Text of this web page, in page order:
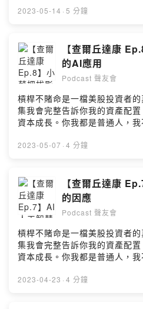
#樂觀自信 #幽默風趣 #打發時間 #打
Powered by Firstory Hosting
https://fstry.pse.is/86tdah——
《查爾丘達康》在YouTube頻
《小蔡把拔》退休生活的
蔡把拔》YouTube頻道：
https://www.youtube.com/
友會‧訂閱分享不能退⭕邀您加
LINE@，ID：@314lksdj⭕專
結：https://lin.ee/dFfwjNU⭕
https://open.firstory.me/user/
2z05⭕留言告訴我你對這一集的
2023-05-14 · 5 分鐘
【查爾丘達康
的AI應用
Podcast 聲友會
槓桿不賭命是一檔美股投資者
集我會完整告訴你我的資產配
資本成長。你我都是普通人，
https://fstry.pse.is/86tdah——
頻道您在哪些方面使用到AI人
也喜歡這話題，歡迎留言，我
蔡把拔》YouTube頻道：
https://www.youtube.com/
友會‧訂閱分享不能退⭕邀您加
LINE@，ID：@314lksdj⭕專
結：https://lin.ee/dFfwjNU⭕
https://open.firstory.me/user/
2z05⭕留言告訴我你對這一集的
2023-05-07 · 4 分鐘
【查爾丘達康
的因應
Podcast 聲友會
槓桿不賭命是一檔美股投資者
集我會完整告訴你我的資產配
資本成長。你我都是普通人，
https://fstry.pse.is/86tdah——
2023-04-23 · 4 分鐘